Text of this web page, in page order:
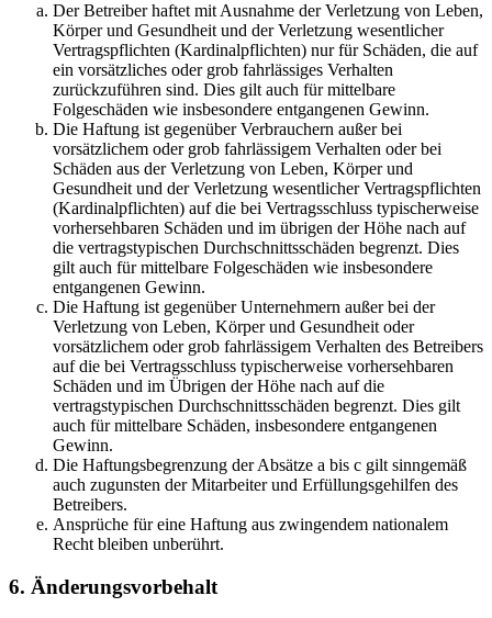
Der Betreiber haftet mit Ausnahme der Verletzung von Leben,
Körper und Gesundheit und der Verletzung wesentlicher
Vertragspflichten (Kardinalpflichten) nur für Schäden, die auf
ein vorsätzliches oder grob fahrlässiges Verhalten
zurückzuführen sind. Dies gilt auch für mittelbare
Folgeschäden wie insbesondere entgangenen Gewinn.
Die Haftung ist gegenüber Verbrauchern außer bei
vorsätzlichem oder grob fahrlässigem Verhalten oder bei
Schäden aus der Verletzung von Leben, Körper und
Gesundheit und der Verletzung wesentlicher Vertragspflichten
(Kardinalpflichten) auf die bei Vertragsschluss typischerweise
vorhersehbaren Schäden und im übrigen der Höhe nach auf
die vertragstypischen Durchschnittsschäden begrenzt. Dies
gilt auch für mittelbare Folgeschäden wie insbesondere
entgangenen Gewinn.
Die Haftung ist gegenüber Unternehmern außer bei der
Verletzung von Leben, Körper und Gesundheit oder
vorsätzlichem oder grob fahrlässigem Verhalten des Betreibers
auf die bei Vertragsschluss typischerweise vorhersehbaren
Schäden und im Übrigen der Höhe nach auf die
vertragstypischen Durchschnittsschäden begrenzt. Dies gilt
auch für mittelbare Schäden, insbesondere entgangenen
Gewinn.
Die Haftungsbegrenzung der Absätze a bis c gilt sinngemäß
auch zugunsten der Mitarbeiter und Erfüllungsgehilfen des
Betreibers.
Ansprüche für eine Haftung aus zwingendem nationalem
Recht bleiben unberührt.
6. Änderungsvorbehalt